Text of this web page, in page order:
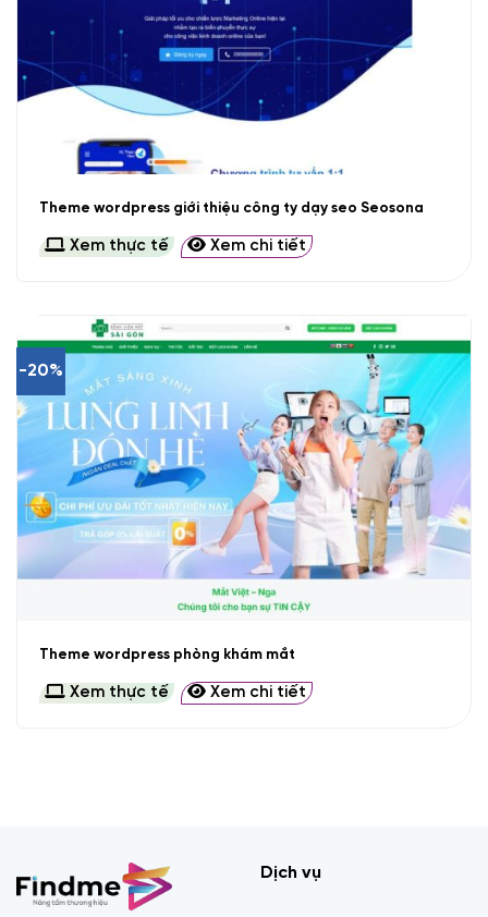
Theme wordpress giới thiệu công ty dạy seo Seosona
Xem thực tế Xem chi tiết
-20%
Theme wordpress phòng khám mắt
Xem thực tế Xem chi tiết
Dịch vụ